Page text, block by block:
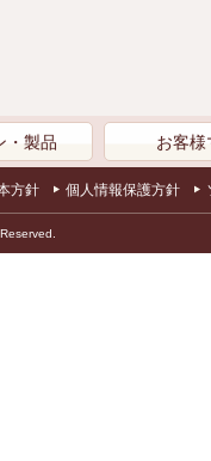
・製品 お客様
方針 個人情報保護方針